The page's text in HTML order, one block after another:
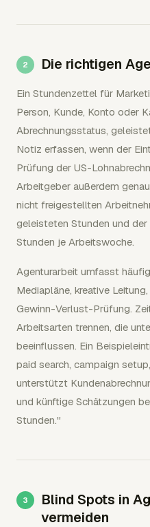
Die richtigen
Ein Stundenzettel für
Person, Kunde, Konto oder
Abrechnungsstatus,
Notiz erfassen, wenn der
Prüfung der US-
Arbeitgeber außerdem
nicht freigestellten
geleisteten Stunden und
Stunden je Arbeitswoche.
Agenturarbeit umfasst
Mediapläne, kreative
Gewinn-Verlust-Prüfung.
Arbeitsarten trennen, die
beeinflussen. Ein
paid search, campaign
unterstützt
und künftige Schätzungen
Stunden."
Blind Spots in
vermeiden